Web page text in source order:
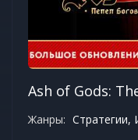
Ash of Gods:
Жанры: Стратегии,